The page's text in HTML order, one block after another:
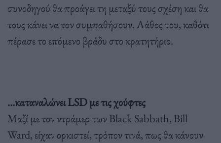
συνοδηγού θα προάγει τη μεταξύ τους σχέση και θα
τους κάνει να τον συμπαθήσουν. Λάθος του, καθότι
πέρασε το επόμενο βράδυ στο κρατητήριο.
…καταναλώνει LSD με τις χούφτες
Μαζί με τον ντράμερ των Black Sabbath, Bill
Ward, είχαν ορκιστεί, τρόπον τινά, πως θα κάνουν